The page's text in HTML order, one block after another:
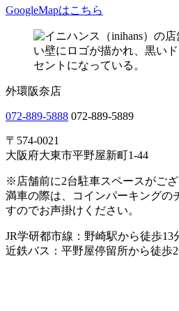
GoogleMapはこちら
外環阪奈店
072-889-5888 072-889-5889
〒574-0021
大阪府大東市平野屋新町1-44
※店舗前に2台駐車スペースがござ
満車の際は、コインパーキングの
すのでお声掛けください。
JR学研都市線：野崎駅から徒歩13
近鉄バス：平野屋停留所から徒歩